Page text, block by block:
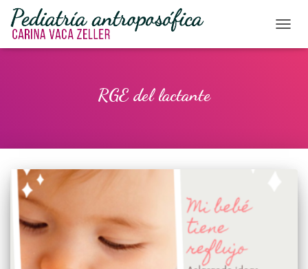
RGE del lactante